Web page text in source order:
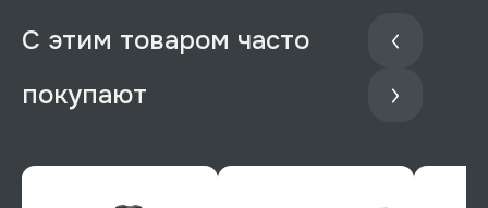
С этим товаром часто
покупают